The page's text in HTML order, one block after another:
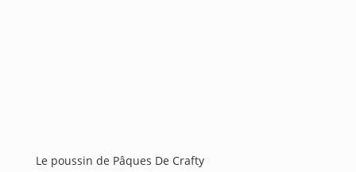
Le poussin de Pâques De Crafty